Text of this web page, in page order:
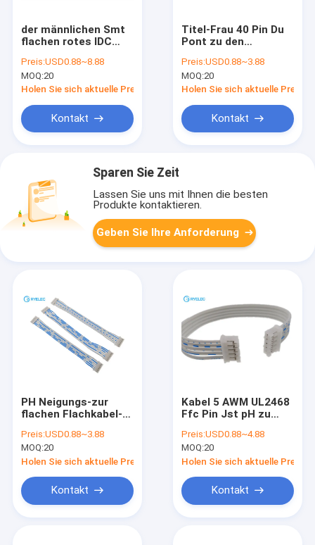
der männlichen Smt
flachen rotes IDC
Verbindungsstück
10P Flachkabel-
Versammlungs-ohne
Preis:USD0.88~8.88
MOQ:20
Holen Sie sich aktuelle Preis
Kontakt
Titel-Frau 40 Pin Du
Pont zu den
Prüfkabeln 2,54
Millimeter-Neigungs-
Verbindungsstück
Preis:USD0.88~3.88
MOQ:20
Holen Sie sich aktuelle Preis
Kontakt
Sparen Sie Zeit
Lassen Sie uns mit Ihnen die besten
Produkte kontaktieren.
Geben Sie Ihre Anforderung
PH Neigungs-zur
flachen Flachkabel-
2.0mm zum
Verbindungsstück
6pin für geführten
Schirm
Preis:USD0.88~3.88
MOQ:20
Holen Sie sich aktuelle Preis
Kontakt
Kabel 5 AWM UL2468
Ffc Pin Jst pH zu
Ph2.0 für Automobil
Preis:USD0.88~4.88
MOQ:20
Holen Sie sich aktuelle Preis
Kontakt